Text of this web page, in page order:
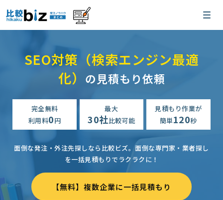
SEO対策（検索エンジン最適
化） の見積もり依頼
完全無料
利用料0円
最大
30社比較可能
見積もり作業が
簡単120秒
面倒な発注・外注先探しなら比較ビズ。 面倒な専門家・業者探し
を一括見積もりでラクラクに！
【無料】複数企業に一括見積もり